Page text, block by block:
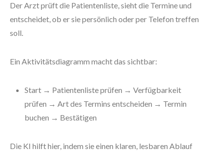
Der Arzt prüft die Patientenliste, sieht die Termine und
entscheidet, ob er sie persönlich oder per Telefon treffen
soll.
Ein Aktivitätsdiagramm macht das sichtbar:
Start → Patientenliste prüfen → Verfügbarkeit
prüfen → Art des Termins entscheiden → Termin
buchen → Bestätigen
Die KI hilft hier, indem sie einen klaren, lesbaren Ablauf